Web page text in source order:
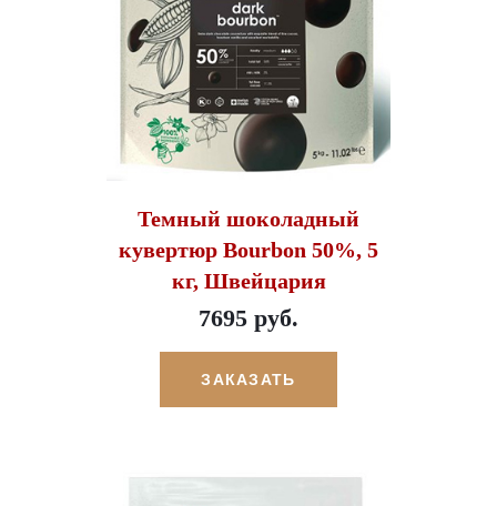
Темный шоколадный
кувертюр Bourbon 50%, 5
кг, Швейцария
7695 руб.
ЗАКАЗАТЬ